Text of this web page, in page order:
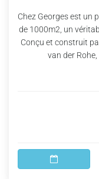
Chez Georges est un
de 1000m2, un
Conçu et construit
van der Rohe,